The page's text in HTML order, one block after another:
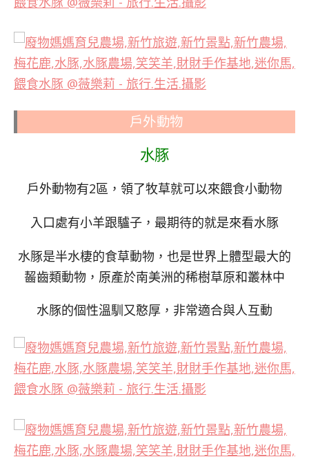
戶外動物
水豚
戶外動物有2區，領了牧草就可以來餵食小動物
入口處有小羊跟驢子，最期待的就是來看水豚
水豚是半水棲的食草動物，也是世界上體型最大的
齧齒類動物，原產於南美洲的稀樹草原和叢林中
水豚的個性溫馴又憨厚，非常適合與人互動